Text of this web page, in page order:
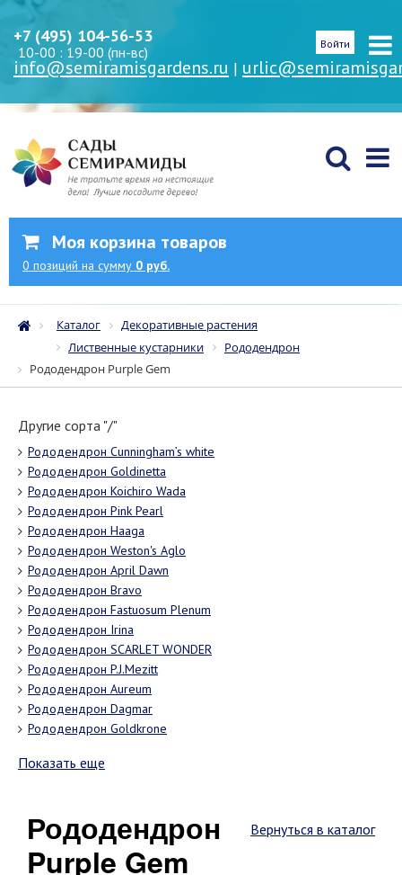
+7 (495) 104-56-53
10-00 : 19-00 (пн-вс)
info@semiramisgardens.ru |
Войти
Моя корзина товаров
0 позиций на сумму 0 руб.
Каталог
Декоративные растения
Лиственные кустарники
Рододендрон
Рододендрон Purple Gem
Другие сорта "/"
Рододендрон Cunningham’s white
Рододендрон Goldinetta
Рододендрон Koichiro Wada
Рододендрон Pink Pearl
Рододендрон Haaga
Рододендрон Weston's Aglo
Рододендрон April Dawn
Рододендрон Bravo
Рододендрон Fastuosum Plenum
Рододендрон Irina
Рододендрон SCARLET WONDER
Рододендрон P.J.Mezitt
Рододендрон Aureum
Рододендрон Dagmar
Рододендрон Goldkrone
Показать еще
Вернуться в каталог
Рододендрон
Purple Gem